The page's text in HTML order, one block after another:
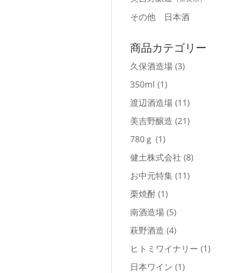
その他 日本酒
商品カテゴリー
久保酒造場 (3)
350ml (1)
渡辺酒造場 (11)
美吉野醸造 (21)
780ｇ (1)
健土株式会社 (8)
お中元特集 (11)
栗焼酎 (1)
南酒造場 (5)
萩野酒造 (4)
ヒトミワイナリー (1)
日本ワイン (1)